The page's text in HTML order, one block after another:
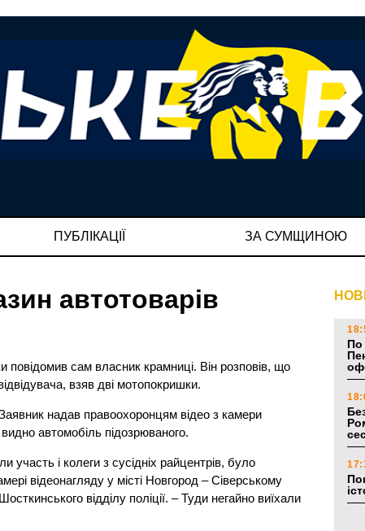
ПУБЛІКАЦІЇ ЗА СУМЩИНОЮ
автотоварів
повідомив сам власник крамниці. Він розповів, що
взяв дві мотопокришки.
надав правоохоронцям відео з камери
автомобіль підозрюваного.
і колеги з сусідніх райцентрів, було
відеонагляду у місті Новгород – Сіверському
відділу поліції. – Туди негайно виїхали
По